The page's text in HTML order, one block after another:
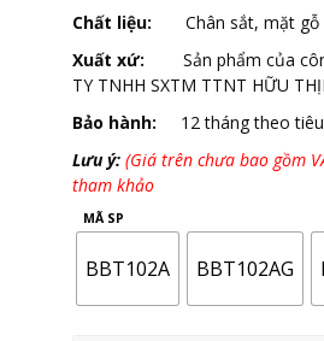
Chất liệu:
Chân sắt, mặt gỗ
Xuất xứ:
Sản phẩm của
TY TNHH SXTM TTNT HỮU
Bảo hành:
12 tháng theo
Lưu ý: (Giá trên chưa bao gồm
tham khảo
MÃ SP
BBT102A BBT102AG